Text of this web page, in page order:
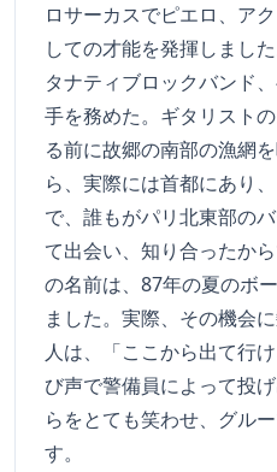
ロサーカスでピエロ、ア
しての才能を発揮しまし
タナティブロックバンド
手を務めた。ギタリスト
る前に故郷の南部の漁網
ら、実際には首都にあり
で、誰もがパリ北東部の
て出会い、知り合ったか
の名前は、87年の夏のボ
ました。実際、その機会
人は、「ここから出て行
び声で警備員によって投
らをとても笑わせ、グル
す。